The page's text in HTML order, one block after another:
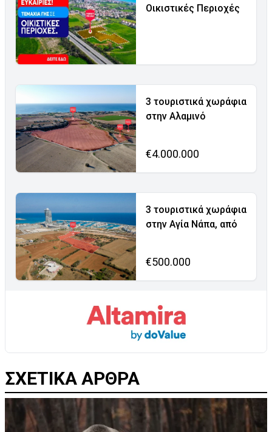
Οικιστικές Περιοχές
3 τουριστικά χωράφια
στην Αλαμινό
€4.000.000
3 τουριστικά χωράφια
στην Αγία Νάπα, από
€500.000
ΣΧΕΤΙΚΑ ΑΡΘΡΑ